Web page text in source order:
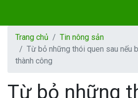
Trang chủ
Tin nông sản
Từ bỏ những thói quen sau nếu
thành công
Từ bỏ những